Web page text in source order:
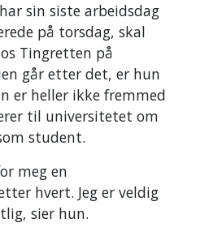
sin siste arbeidsdag
på torsdag, skal
Tingretten på
går etter det, er hun
er heller ikke fremmed
til universitetet om
student.
meg en
hvert. Jeg er veldig
sier hun.